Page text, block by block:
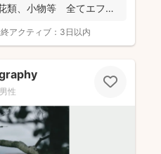
類、小物等 全てエフ・
アクティブ： 3日以内
男性